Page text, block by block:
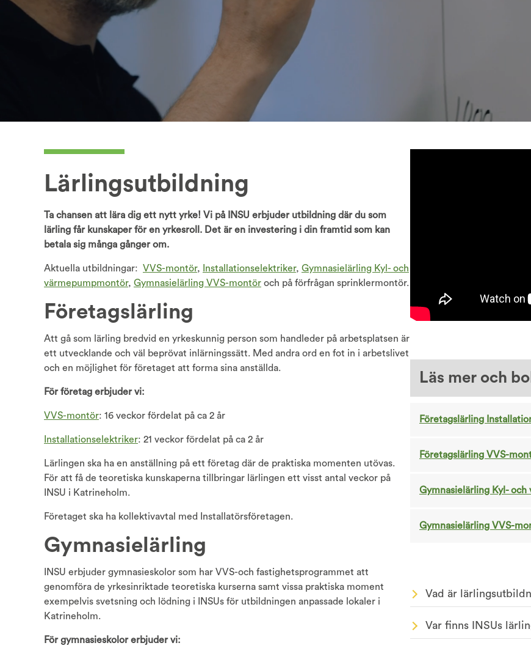
Lärlingsutbildning
Ta chansen att lära dig ett nytt yrke! Vi på INSU erbjuder utbildning där du som
lärling får kunskaper för en yrkesroll. Det är en investering i din framtid som kan
betala sig många gånger om.
Aktuella utbildningar: VVS-montör, Installationselektriker, Gymnasielärling Kyl- och
värmepumpmontör, Gymnasielärling VVS-montör och på förfrågan sprinklermontör.
Företagslärling
Att gå som lärling bredvid en yrkeskunnig person som handleder på arbetsplatsen är
ett utvecklande och väl beprövat inlärningssätt. Med andra ord en fot in i arbetslivet
och en möjlighet för företaget att forma sina anställda.
För företag erbjuder vi:
VVS-montör: 16 veckor fördelat på ca 2 år
Installationselektriker: 21 veckor fördelat på ca 2 år
Lärlingen ska ha en anställning på ett företag där de praktiska momenten utövas.
För att få de teoretiska kunskaperna tillbringar lärlingen ett visst antal veckor på
INSU i Katrineholm.
Företaget ska ha kollektivavtal med Installatörsföretagen.
Gymnasielärling
INSU erbjuder gymnasieskolor som har VVS-och fastighetsprogrammet att
genomföra de yrkesinriktade teoretiska kurserna samt vissa praktiska moment
exempelvis svetsning och lödning i INSUs för utbildningen anpassade lokaler i
Katrineholm.
För gymnasieskolor erbjuder vi:
Läs mer och
Företagslärling
Företagslärling VVS-
Gymnasielärling Kyl-
Gymnasielärling VVS-
Vad är
Var finns INSUs